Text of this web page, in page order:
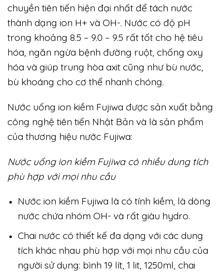
chuyền tiên tiến hiện đại nhất để tách nước
thành dạng ion H+ và OH-. Nước có độ pH
trong khoảng 8.5 – 9.0 – 9.5 rất tốt cho hệ tiêu
hóa, ngăn ngừa bệnh đường ruột, chống oxy
hóa và giúp trung hòa axit cũng như bù nước,
bù khoáng cho cơ thể nhanh chóng.
Nước uống ion kiềm Fujiwa được sản xuất bằng
công nghệ tiên tiến Nhật Bản và là sản phẩm
của thương hiệu nước Fujiwa:
Nước uống ion kiềm Fujiwa có nhiều dung tích
phù hợp với mọi nhu cầu
Nước ion kiềm Fujiwa là có tính kiềm, là dòng
nước chứa nhóm OH- và rất giàu hydro.
Chai nước có thiết kế đa dạng với các dung
tích khác nhau phù hợp với mọi nhu cầu của
người sử dụng: bình 19 lít, 1 lit, 1250ml, chai